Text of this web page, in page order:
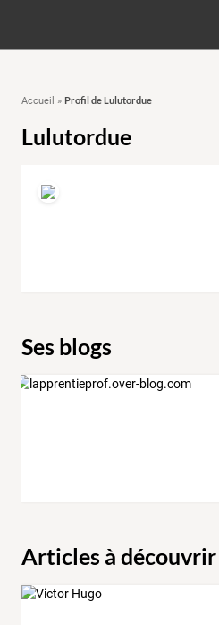
Accueil » Profil de Lulutordue
Lulutordue
Ses blogs
Articles à découvrir